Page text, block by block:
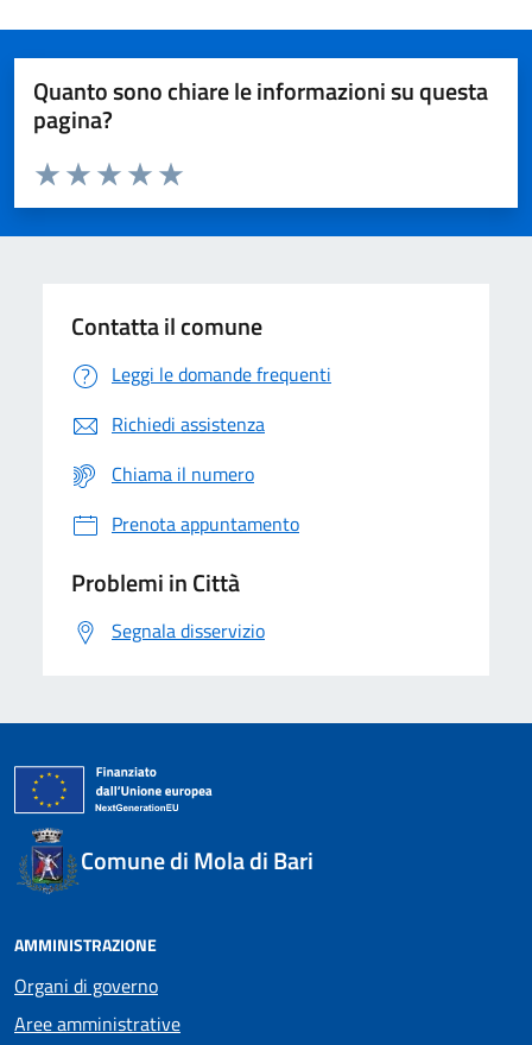
Quanto sono chiare le informazioni su questa
pagina?
Domanda
Valuta da 1 a 5 stelle la pagina
Valuta 5 stelle su 5
Valuta 4 stelle su 5
Valuta 3 stelle su 5
Valuta 2 stelle su 5
Valuta 1 stelle su 5
Contatta il comune
Leggi le domande frequenti
Richiedi assistenza
Chiama il numero
Prenota appuntamento
Problemi in Città
Segnala disservizio
Comune di Mola di Bari
AMMINISTRAZIONE
Organi di governo
Aree amministrative